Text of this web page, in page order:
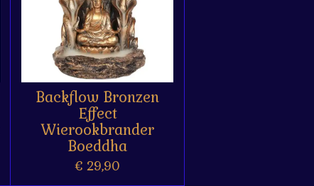
Backflow Bronzen
Effect
Wierookbrander
Boeddha
€ 29,90